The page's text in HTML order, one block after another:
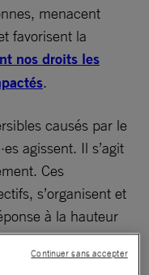
menacent
favorisent la
nos droits les
.
causés par le
agissent. Il s’agit
Ces
s’organisent et
à la hauteur
Mais leur combat,
et des lobbies
Continuer sans accepter